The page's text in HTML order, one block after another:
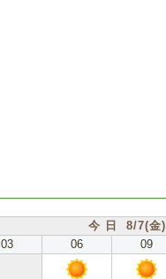
今 日 8/7(金)
03 06 09